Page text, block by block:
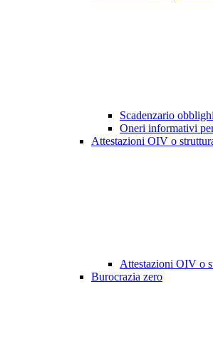
Scadenzario
Oneri informativi
Attestazioni OIV o
Attestazioni OIV o
Burocrazia zero